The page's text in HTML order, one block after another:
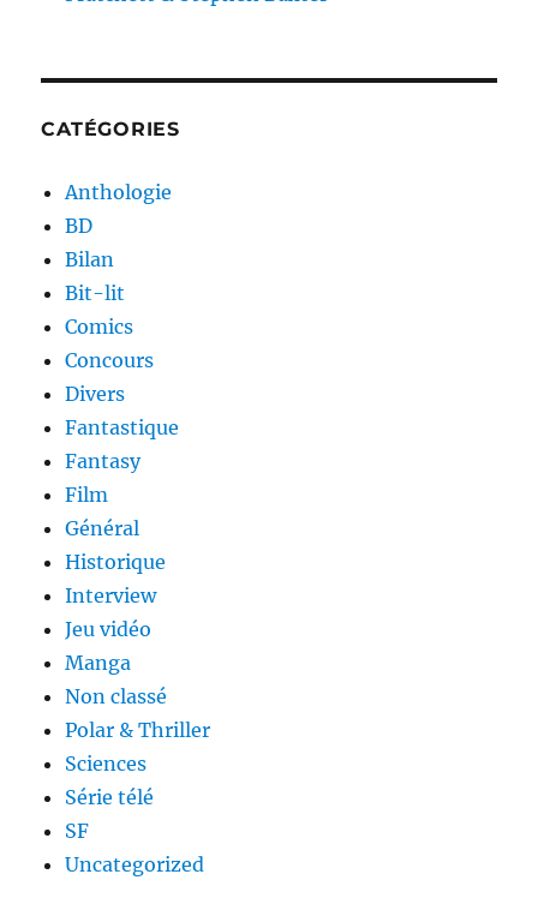
CATÉGORIES
Anthologie
BD
Bilan
Bit-lit
Comics
Concours
Divers
Fantastique
Fantasy
Film
Général
Historique
Interview
Jeu vidéo
Manga
Non classé
Polar & Thriller
Sciences
Série télé
SF
Uncategorized